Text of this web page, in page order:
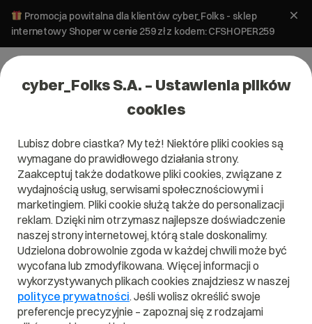
Promocja powitalna dla klientów cyber_Folks - sklep
internetowy Shoper w cenie 259 zł z kodem: CFSHOPER259
Domena .house
Pokaż co dla Ciebie jest ważne!
.house
Szukaj
cyber_Folks S.A. – Ustawienia plików
cookies
Lubisz dobre ciastka? My też! Niektóre pliki cookies są
wymagane do prawidłowego działania strony.
Zaakceptuj także dodatkowe pliki cookies, związane z
wydajnością usług, serwisami społecznościowymi i
marketingiem. Pliki cookie służą także do personalizacji
reklam. Dzięki nim otrzymasz najlepsze doświadczenie
naszej strony internetowej, którą stale doskonalimy.
Udzielona dobrowolnie zgoda w każdej chwili może być
wycofana lub zmodyfikowana. Więcej informacji o
wykorzystywanych plikach cookies znajdziesz w naszej
polityce prywatności. Jeśli wolisz określić swoje
preferencje precyzyjnie – zapoznaj się z rodzajami